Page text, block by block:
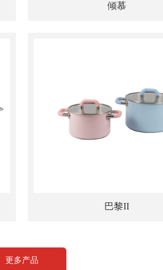
倾慕
巴黎II
更多产品